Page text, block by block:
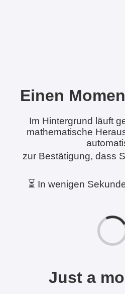
Einen
Im Hintergrund läuft
mathematische
zur Bestätigung, dass
⏳ In wenigen
Just a